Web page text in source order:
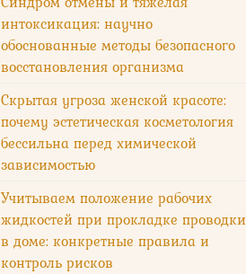
интоксикация: научно
обоснованные методы безопасного
восстановления организма
Скрытая угроза женской красоте:
почему эстетическая косметология
бессильна перед химической
зависимостью
Учитываем положение рабочих
жидкостей при прокладке проводки
в доме: конкретные правила и
контроль рисков